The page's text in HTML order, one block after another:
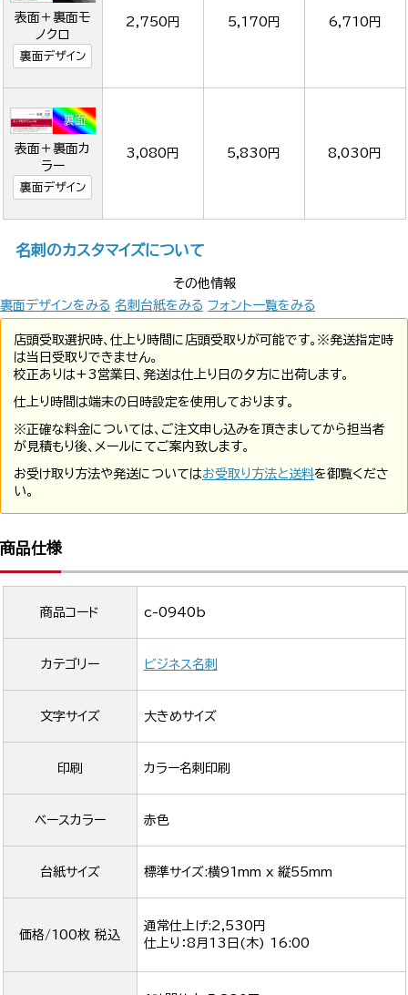
表面＋裏面モ
ノクロ
裏面デザイン
2,750円 5,170円 6,710円
表面＋裏面カ
ラー
裏面デザイン
3,080円 5,830円 8,030円
名刺のカスタマイズについて
その他情報
裏面デザインをみる 名刺台紙をみる フォント一覧をみる
店頭受取選択時、仕上り時間に店頭受取りが可能です。※発送指定時
は当日受取りできません。
校正ありは+3営業日、発送は仕上り日の夕方に出荷します。
仕上り時間は端末の日時設定を使用しております。
※正確な料金については、ご注文申し込みを頂きましてから担当者
が見積もり後、メールにてご案内致します。
お受け取り方法や発送についてはお受取り方法と送料を御覧くださ
い。
商品仕様
商品コード c-0940b
カテゴリー ビジネス名刺
文字サイズ 大きめサイズ
印刷 カラー名刺印刷
ベースカラー 赤色
台紙サイズ 標準サイズ:横91mm x 縦55mm
価格/100枚 税込
通常仕上げ:2,530円
仕上り：8月13日(木) 16:00